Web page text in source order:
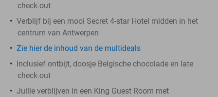
check-out
Verblijf bij een mooi Secret 4-star Hotel midden in het
centrum van Antwerpen
Zie hier de inhoud van de multideals
Inclusief ontbijt, doosje Belgische chocolade en late
check-out
Jullie verblijven in een King Guest Room met